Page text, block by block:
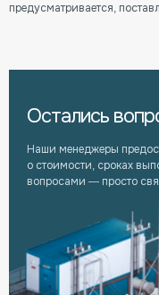
предусматривается,
Остались
Наши менеджеры
о стоимости, сроках
вопросами — просто